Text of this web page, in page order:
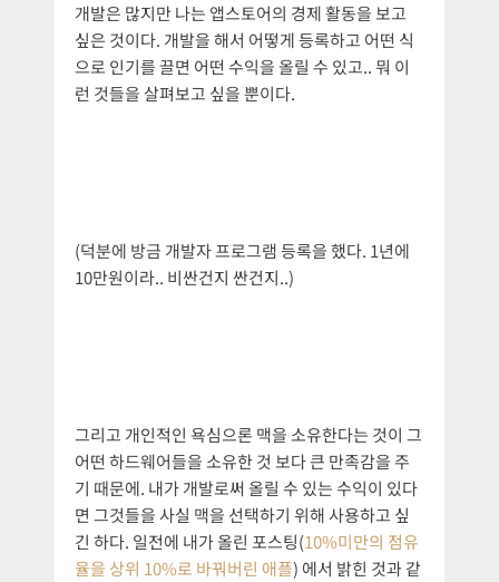
개발은 많지만 나는 앱스토어의 경제 활동을 보고
싶은 것이다. 개발을 해서 어떻게 등록하고 어떤 식
으로 인기를 끌면 어떤 수익을 올릴 수 있고.. 뭐 이
런 것들을 살펴보고 싶을 뿐이다.
(덕분에 방금 개발자 프로그램 등록을 했다. 1년에
10만원이라.. 비싼건지 싼건지..)
그리고 개인적인 욕심으론 맥을 소유한다는 것이 그
어떤 하드웨어들을 소유한 것 보다 큰 만족감을 주
기 때문에. 내가 개발로써 올릴 수 있는 수익이 있다
면 그것들을 사실 맥을 선택하기 위해 사용하고 싶
긴 하다. 일전에 내가 올린 포스팅(10%미만의 점유
율을 상위 10%로 바꿔버린 애플) 에서 밝힌 것과 같